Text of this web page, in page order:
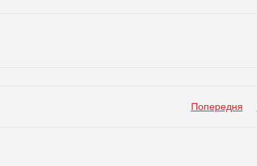
Попередня